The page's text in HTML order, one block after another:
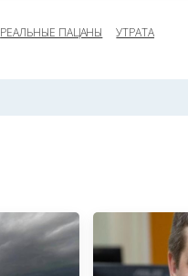
РЕАЛЬНЫЕ ПАЦАНЫ УТРАТА